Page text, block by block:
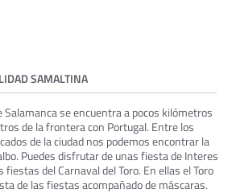
SAMALTINA
Salamanca se encuentra a pocos kilómetros
de la frontera con Portugal. Entre los
de la ciudad nos podemos encontrar la
Puedes disfrutar de unas fiesta de Interes
fiestas del Carnaval del Toro. En ellas el Toro
de las fiestas acompañado de máscaras.